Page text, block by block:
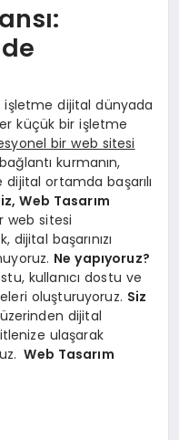
işletme dijital dünyada
küçük bir işletme
bir web sitesi
kurmanın,
ortamda başarılı
Web Tasarım
web sitesi
başarınızı
Ne yapıyoruz?
kullanıcı dostu ve
oluşturuyoruz. Siz
dijital
ulaşarak
Web Tasarım